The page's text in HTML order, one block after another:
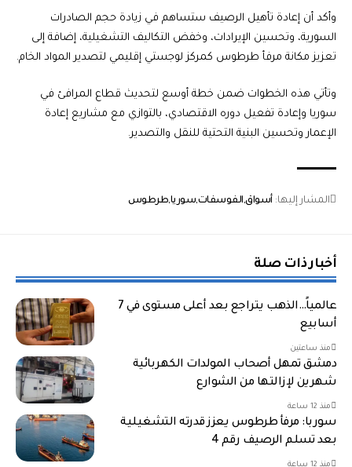
وأكد أن إعادة تأهيل الرصيف ستساهم في زيادة حجم الصادرات
السورية، وتحسين الإيرادات، وخفض التكاليف التشغيلية، إضافة إلى
تعزيز مكانة مرفأ طرطوس كمركز لوجستي إقليمي لتصدير المواد الخام.
وتأتي هذه الخطوات ضمن خطة أوسع لتحديث قطاع المرافئ في
سوريا وإعادة تفعيل دوره الاقتصادي، بالتوازي مع مشاريع إعادة
الإعمار وتحسين البنية التحتية للنقل والتصدير.
المشار إليها: أسواق الفوسفاتسورياطرطوس
أخبار ذات صلة
عالمياً…الذهب يتراجع بعد أعلى مستوى في 7
أسابيع
منذ ساعتين
دمشق تمهل أصحاب المولدات الكهربائية
شهرين لإزالتها من الشوارع
منذ 12 ساعة
سوربا: مرفأ طرطوس يعزز قدرته التشغيلية
بعد تسلم الرصيف رقم 4